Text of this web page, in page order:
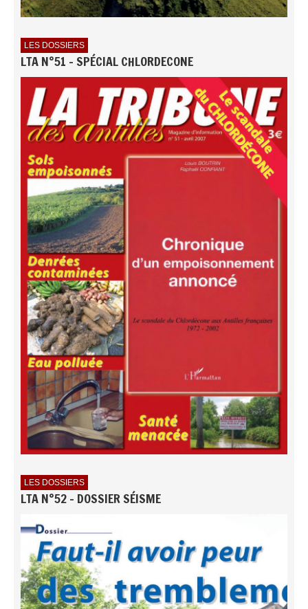
LES DOSSIERS
LTA N°51 - SPÉCIAL CHLORDECONE
LES DOSSIERS
LTA N°52 - DOSSIER SÉISME